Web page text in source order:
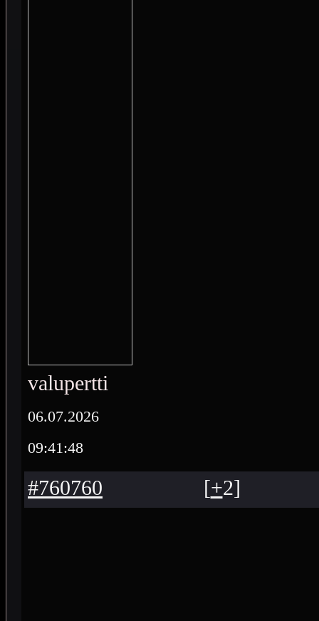
valupertti
06.07.2026
09:41:48
#760760 [+2]